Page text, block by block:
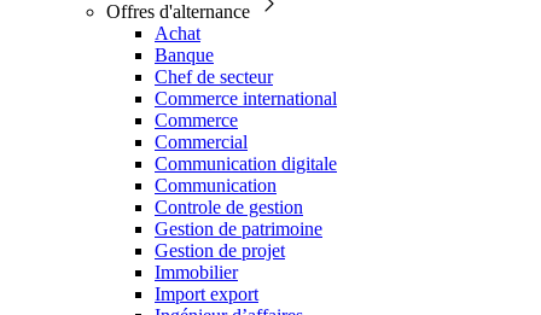
Offres d'alternance
Achat
Banque
Chef de secteur
Commerce international
Commerce
Commercial
Communication digitale
Communication
Controle de gestion
Gestion de patrimoine
Gestion de projet
Immobilier
Import export